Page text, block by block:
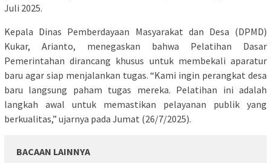
Juli 2025.
Kepala Dinas Pemberdayaan Masyarakat dan Desa (DPMD)
Kukar, Arianto, menegaskan bahwa Pelatihan Dasar
Pemerintahan dirancang khusus untuk membekali aparatur
baru agar siap menjalankan tugas. “Kami ingin perangkat desa
baru langsung paham tugas mereka. Pelatihan ini adalah
langkah awal untuk memastikan pelayanan publik yang
berkualitas,” ujarnya pada Jumat (26/7/2025).
BACAAN LAINNYA